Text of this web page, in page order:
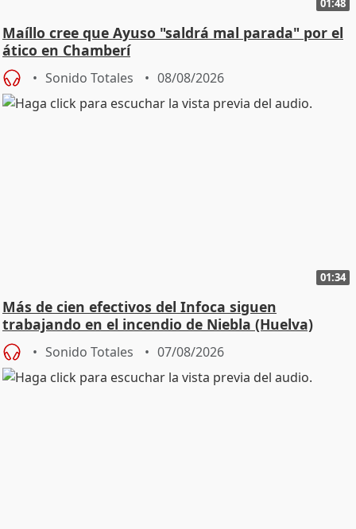
01:48
Maíllo cree que Ayuso "saldrá mal parada" por el
ático en Chamberí
Sonido Totales 08/08/2026
01:34
Más de cien efectivos del Infoca siguen
trabajando en el incendio de Niebla (Huelva)
Sonido Totales 07/08/2026